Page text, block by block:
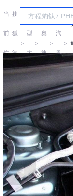
当
前
位
置:
搜
狐
汽
车
＞
车
型
大
全
＞
奥
迪
＞
一
汽
奥
＞